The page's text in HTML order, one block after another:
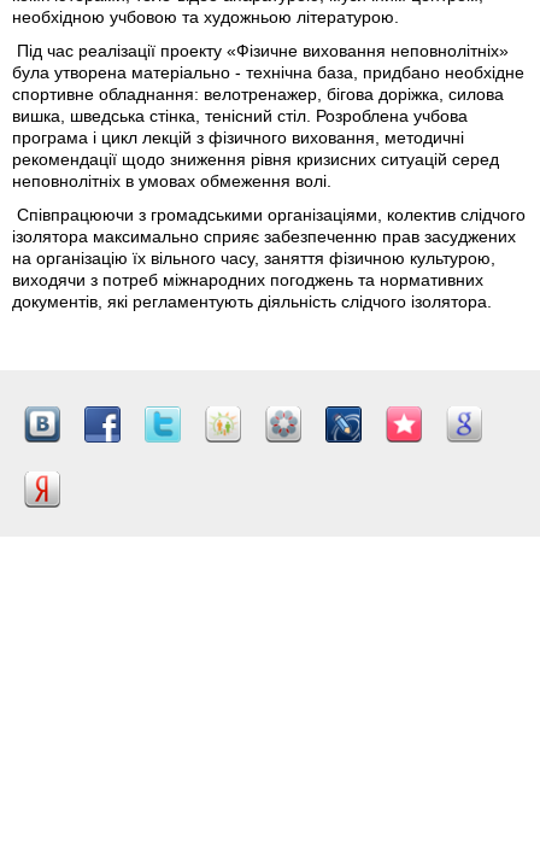
необхідною учбовою та художньою літературою.
Під час реалізації проекту «Фізичне виховання неповнолітніх»
була утворена матеріально - технічна база, придбано необхідне
спортивне обладнання: велотренажер, бігова доріжка, силова
вишка, шведська стінка, тенісний стіл. Розроблена учбова
програма і цикл лекцій з фізичного виховання, методичні
рекомендації щодо зниження рівня кризисних ситуацій серед
неповнолітніх в умовах обмеження волі.
Співпрацюючи з громадськими організаціями, колектив слідчого
ізолятора максимально сприяє забезпеченню прав засуджених
на організацію їх вільного часу, заняття фізичною культурою,
виходячи з потреб міжнародних погоджень та нормативних
документів, які регламентують діяльність слідчого ізолятора.